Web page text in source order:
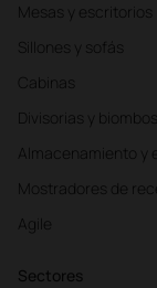
Mesas y escritorios
Sillones y sofás
Cabinas
Divisorias y biombos
Almacenamiento y
Mostradores de
Agile
Sectores